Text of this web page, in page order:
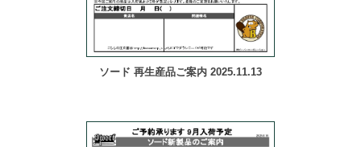
ソード 再生産品ご案内 2025.11.13